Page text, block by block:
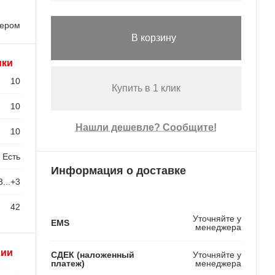
10
10
10
Есть
42
В корзину
Купить в 1 клик
Нашли дешевле? Сообщите!
Информация о доставке
EMS
Уточняйте у
менеджера
СДЕК (наложенный
платеж)
Уточняйте у
менеджера